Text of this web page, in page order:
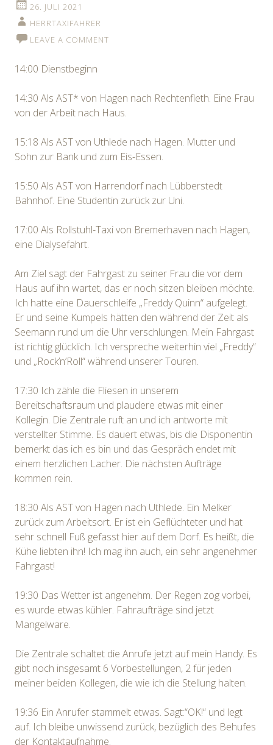
26. JULI 2021
HERRTAXIFAHRER
LEAVE A COMMENT
14:00 Dienstbeginn
14:30 Als AST* von Hagen nach Rechtenfleth. Eine Frau
von der Arbeit nach Haus.
15:18 Als AST von Uthlede nach Hagen. Mutter und
Sohn zur Bank und zum Eis-Essen.
15:50 Als AST von Harrendorf nach Lübberstedt
Bahnhof. Eine Studentin zurück zur Uni.
17:00 Als Rollstuhl-Taxi von Bremerhaven nach Hagen,
eine Dialysefahrt.
Am Ziel sagt der Fahrgast zu seiner Frau die vor dem
Haus auf ihn wartet, das er noch sitzen bleiben möchte.
Ich hatte eine Dauerschleife „Freddy Quinn“ aufgelegt.
Er und seine Kumpels hätten den während der Zeit als
Seemann rund um die Uhr verschlungen. Mein Fahrgast
ist richtig glücklich. Ich verspreche weiterhin viel „Freddy“
und „Rock’n’Roll“ während unserer Touren.
17:30 Ich zähle die Fliesen in unserem
Bereitschaftsraum und plaudere etwas mit einer
Kollegin. Die Zentrale ruft an und ich antworte mit
verstellter Stimme. Es dauert etwas, bis die Disponentin
bemerkt das ich es bin und das Gespräch endet mit
einem herzlichen Lacher. Die nächsten Aufträge
kommen rein.
18:30 Als AST von Hagen nach Uthlede. Ein Melker
zurück zum Arbeitsort. Er ist ein Geflüchteter und hat
sehr schnell Fuß gefasst hier auf dem Dorf. Es heißt, die
Kühe liebten ihn! Ich mag ihn auch, ein sehr angenehmer
Fahrgast!
19:30 Das Wetter ist angenehm. Der Regen zog vorbei,
es wurde etwas kühler. Fahraufträge sind jetzt
Mangelware.
Die Zentrale schaltet die Anrufe jetzt auf mein Handy. Es
gibt noch insgesamt 6 Vorbestellungen, 2 für jeden
meiner beiden Kollegen, die wie ich die Stellung halten.
19:36 Ein Anrufer stammelt etwas. Sagt:“OK!“ und legt
auf. Ich bleibe unwissend zurück, bezüglich des Behufes
der Kontaktaufnahme.